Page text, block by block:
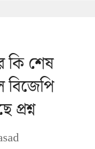
কি শেষ
প্রশ্ন